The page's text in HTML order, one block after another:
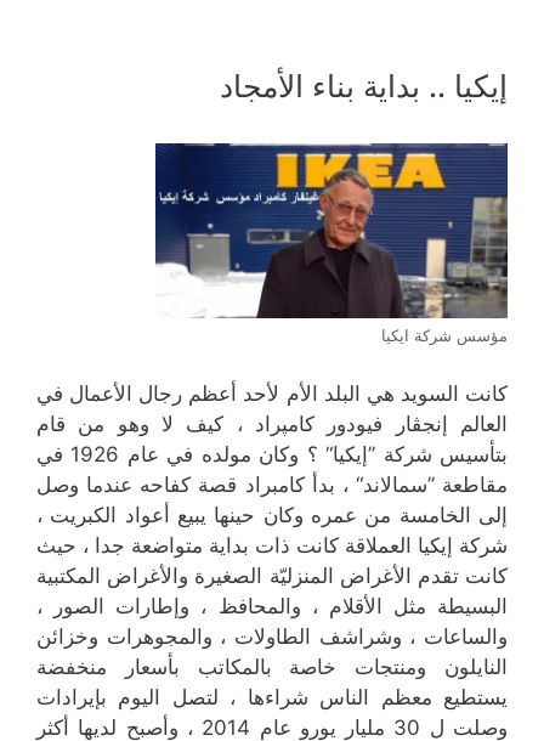
إيكيا .. بداية بناء الأمجاد
مؤسس شركة ايكيا
كانت السويد هي البلد الأم لأحد أعظم رجال الأعمال في
العالم إنجڤار فيودور كامپراد ، كيف لا وهو من قام
بتأسيس شركة ”إيكيا“ ؟ وكان مولده في عام 1926 في
مقاطعة ”سمالاند“ ، بدأ كامبراد قصة كفاحه عندما وصل
إلى الخامسة من عمره وكان حينها يبيع أعواد الكبريت ،
شركة إيكيا العملاقة كانت ذات بداية متواضعة جدا ، حيث
كانت تقدم الأغراض المنزليّة الصغيرة والأغراض المكتبية
البسيطة مثل الأقلام ، والمحافظ ، وإطارات الصور ،
والساعات ، وشراشف الطاولات ، والمجوهرات وخزائن
النايلون ومنتجات خاصة بالمكاتب بأسعار منخفضة
يستطيع معظم الناس شراءها ، لتصل اليوم بإيرادات
وصلت ل 30 مليار يورو عام 2014 ، وأصبح لديها أكثر